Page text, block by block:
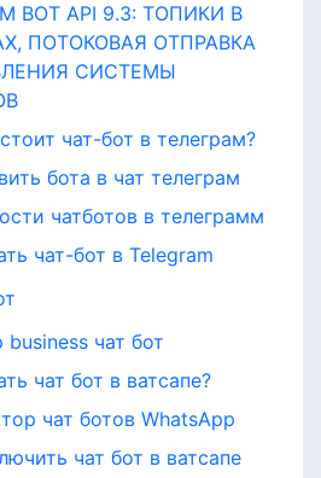
BOT API 9.3: ТОПИКИ В
ПОТОКОВАЯ ОТПРАВКА
СИСТЕМЫ
чат-бот в телеграм?
бота в чат телеграм
чатботов в телеграмм
чат-бот в Telegram
business чат бот
чат бот в ватсапе?
чат ботов WhatsApp
чат бот в ватсапе